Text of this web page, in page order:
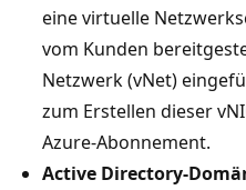
eine virtuelle
vom Kunden
Netzwerk (vNet)
zum Erstellen dieser
Azure-Abonnement.
Active Directory-